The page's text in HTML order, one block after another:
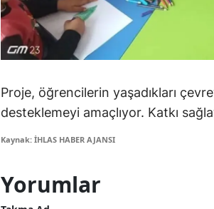
Tokat
Trabzon
Tunceli
Proje, öğrencilerin yaşadıkları
desteklemeyi amaçlıyor. Katkı
Kaynak: İHLAS HABER AJANSI
Yorumlar